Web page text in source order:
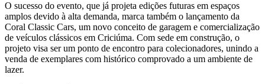
O sucesso do evento, que já projeta edições futuras em espaços
amplos devido à alta demanda, marca também o lançamento da
Coral Classic Cars, um novo conceito de garagem e comercialização
de veículos clássicos em Criciúma. Com sede em construção, o
projeto visa ser um ponto de encontro para colecionadores, unindo a
venda de exemplares com histórico comprovado a um ambiente de
lazer.